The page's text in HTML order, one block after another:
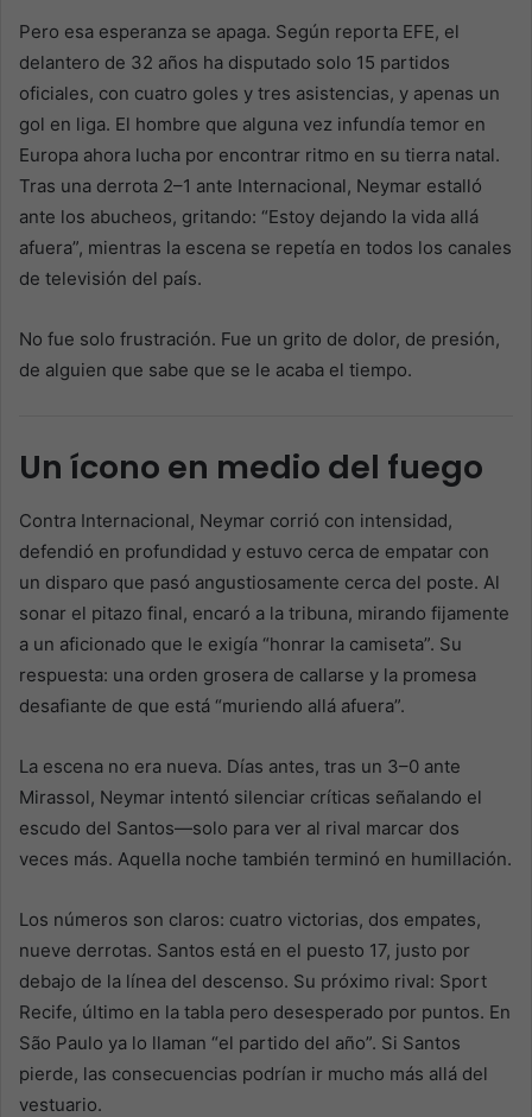
Pero esa esperanza se apaga. Según reporta EFE, el
delantero de 32 años ha disputado solo 15 partidos
oficiales, con cuatro goles y tres asistencias, y apenas un
gol en liga. El hombre que alguna vez infundía temor en
Europa ahora lucha por encontrar ritmo en su tierra natal.
Tras una derrota 2–1 ante Internacional, Neymar estalló
ante los abucheos, gritando: “Estoy dejando la vida allá
afuera”, mientras la escena se repetía en todos los canales
de televisión del país.
No fue solo frustración. Fue un grito de dolor, de presión,
de alguien que sabe que se le acaba el tiempo.
Un ícono en medio del fuego
Contra Internacional, Neymar corrió con intensidad,
defendió en profundidad y estuvo cerca de empatar con
un disparo que pasó angustiosamente cerca del poste. Al
sonar el pitazo final, encaró a la tribuna, mirando fijamente
a un aficionado que le exigía “honrar la camiseta”. Su
respuesta: una orden grosera de callarse y la promesa
desafiante de que está “muriendo allá afuera”.
La escena no era nueva. Días antes, tras un 3–0 ante
Mirassol, Neymar intentó silenciar críticas señalando el
escudo del Santos—solo para ver al rival marcar dos
veces más. Aquella noche también terminó en humillación.
Los números son claros: cuatro victorias, dos empates,
nueve derrotas. Santos está en el puesto 17, justo por
debajo de la línea del descenso. Su próximo rival: Sport
Recife, último en la tabla pero desesperado por puntos. En
São Paulo ya lo llaman “el partido del año”. Si Santos
pierde, las consecuencias podrían ir mucho más allá del
vestuario.